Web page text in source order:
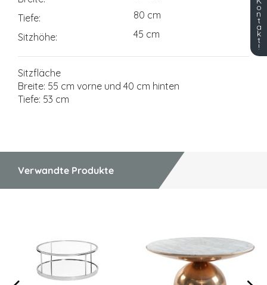
Tiefe
80 cm
Sitzhöhe
45 cm
Sitzfläche
Breite: 55 cm vorne und 40 cm hinten
Tiefe: 53 cm
Verwandte Produkte
o
n
t
a
k
t
!